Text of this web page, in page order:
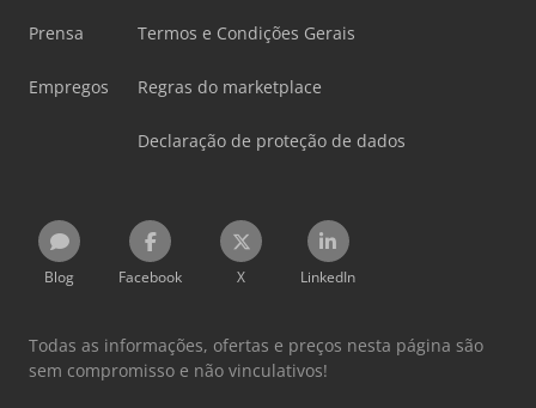
Prensa
Empregos
Termos e Condições Gerais
Regras do marketplace
Declaração de proteção de dados
Blog Facebook X LinkedIn
Todas as informações, ofertas e preços nesta página são
sem compromisso e não vinculativos!